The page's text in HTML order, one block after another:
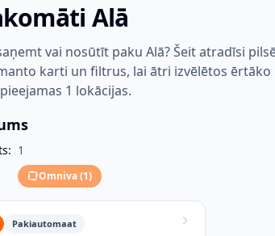
Alā
vai nosūtīt paku Alā? Šeit atradīsi
karti un filtrus, lai ātri izvēlētos ērtāko
1 lokācijas.
1
Omniva(1)
Pakiautomaat